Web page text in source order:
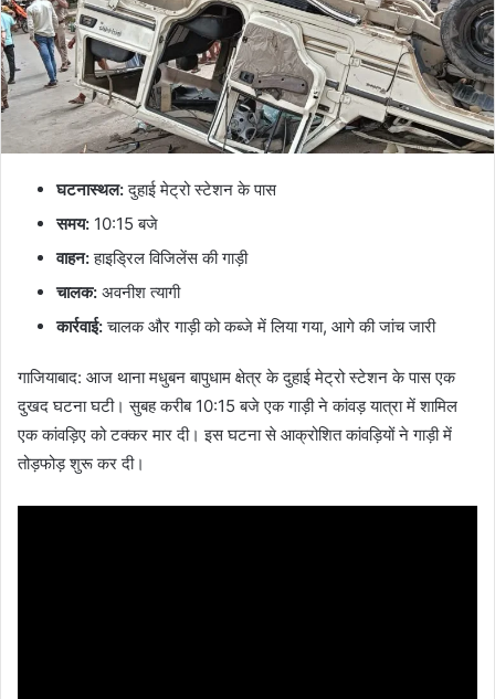
घटनास्थल:दुहाई मेट्रो स्टेशन के पास
समय: 10:15 बजे
वाहन:हाइड्रिल विजिलेंस की गाड़ी
चालक: अवनीश त्यागी
कार्रवाई:चालक और गाड़ी को कब्जे में लिया गया, आगे की जांच जारी
गाजियाबाद: आज थाना मधुबन बापुधाम क्षेत्र के दुहाई मेट्रो स्टेशन के पास एक
दुखद घटना घटी। सुबह करीब 10:15 बजे एक गाड़ी ने कांवड़ यात्रा में शामिल
एक कांवड़िए को टक्कर मार दी। इस घटना से आक्रोशित कांवड़ियों ने गाड़ी में
तोड़फोड़ शुरू कर दी।